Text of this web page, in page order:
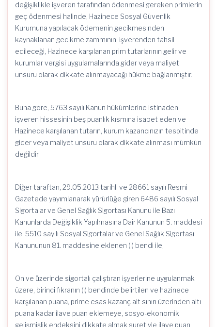
değişiklikle işveren tarafından ödenmesi gereken primlerin
geç ödenmesi halinde, Hazinece Sosyal Güvenlik
Kurumuna yapılacak ödemenin gecikmesinden
kaynaklanan gecikme zammının, işverenden tahsil
edileceği, Hazinece karşılanan prim tutarlarının gelir ve
kurumlar vergisi uygulamalarında gider veya maliyet
unsuru olarak dikkate alınmayacağı hükme bağlanmıştır.
Buna göre, 5763 sayılı Kanun hükümlerine istinaden
işveren hissesinin beş puanlık kısmına isabet eden ve
Hazinece karşılanan tutarın, kurum kazancınızın tespitinde
gider veya maliyet unsuru olarak dikkate alınması mümkün
değildir.
Diğer taraftan, 29.05.2013 tarihli ve 28661 sayılı Resmi
Gazetede yayımlanarak yürürlüğe giren 6486 sayılı Sosyal
Sigortalar ve Genel Sağlık Sigortası Kanunu ile Bazı
Kanunlarda Değişiklik Yapılmasına Dair Kanunun 5. maddesi
ile; 5510 sayılı Sosyal Sigortalar ve Genel Sağlık Sigortası
Kanununun 81. maddesine eklenen (i) bendi ile;
On ve üzerinde sigortalı çalıştıran işyerlerine uygulanmak
üzere, birinci fıkranın (ı) bendinde belirtilen ve hazinece
karşılanan puana, prime esas kazanç alt sınırı üzerinden altı
puana kadar ilave puan eklemeye, sosyo-ekonomik
gelişmişlik endeksini dikkate almak suretiyle ilave puan